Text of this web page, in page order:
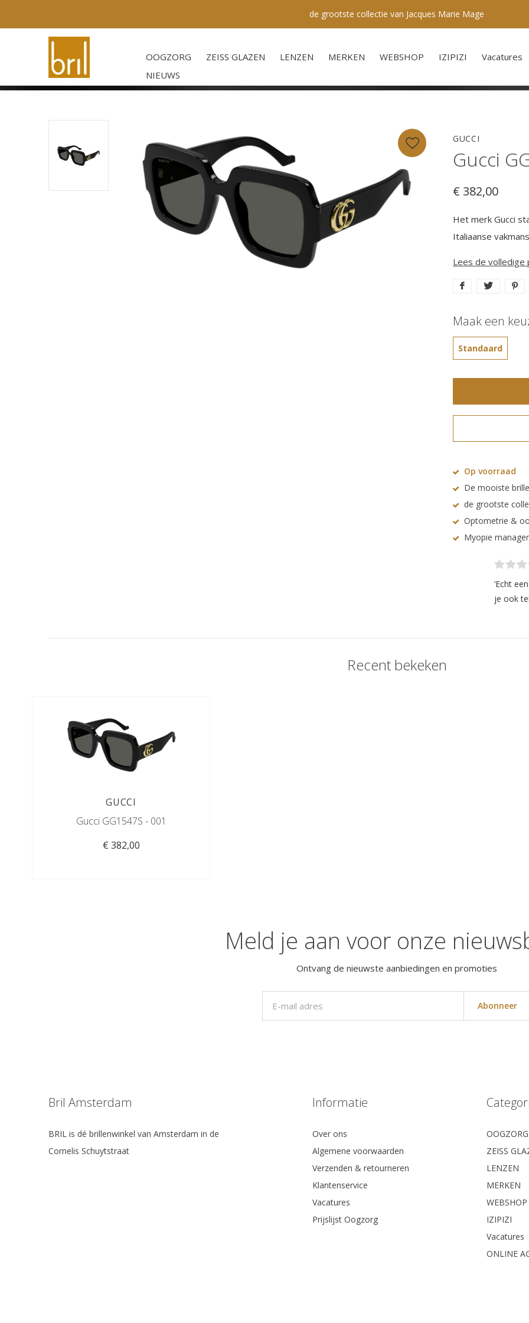
OOGZORG ZEISS GLAZEN LENZEN MERKEN WEBSHOP IZIPIZI
Vacatures
NIEUWS
de grootste collectie van Jacques Marie Mage
GUCCI
Gucci
€ 382,00
Het merk Gucci
Italiaanse
Lees de volledige
Maak een
Standaard
Op voorraad
De mooiste
de grootste
Optometrie &
Myopie
‘Echt
je ook
Recent bekeken
GUCCI
Gucci GG1547S - 001
€ 382,00
Meld je aan voor onze
Ontvang de nieuwste aanbiedingen en promoties
Abonneer
Bril Amsterdam
BRIL is dé brillenwinkel van Amsterdam in de
Cornelis Schuytstraat
Informatie
Over ons
Algemene voorwaarden
Verzenden & retourneren
Klantenservice
Vacatures
Prijslijst Oogzorg
OOGZORG
ZEISS
LENZEN
MERKEN
WEBSHOP
IZIPIZI
Vacatures
ONLINE